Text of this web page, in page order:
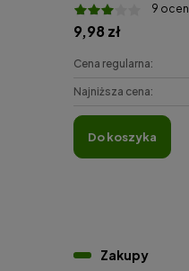
9 ocen
9,98 zł
Cena regularna:
Najniższa cena:
do koszyka
Zakupy